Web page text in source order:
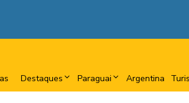
Destaques Paraguai Argentina